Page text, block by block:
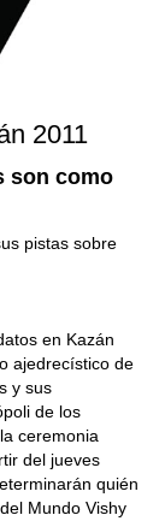
2011
son como
pistas sobre
en Kazán
ajedrecístico de
y sus
de los
ceremonia
del jueves
quién
Mundo Vishy